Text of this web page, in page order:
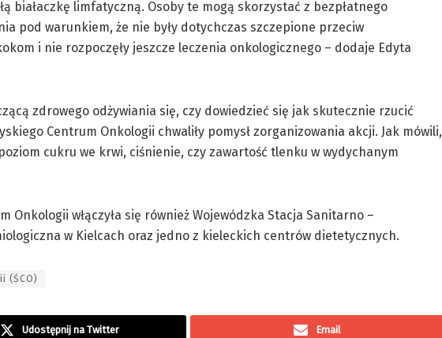
białaczkę limfatyczną. Osoby te mogą skorzystać z bezpłatnego
pod warunkiem, że nie były dotychczas szczepione przeciw
i nie rozpoczęły jeszcze leczenia onkologicznego – dodaje Edyta
zdrowego odżywiania się, czy dowiedzieć się jak skutecznie rzucić
Centrum Onkologii chwaliły pomysł zorganizowania akcji. Jak mówili,
cukru we krwi, ciśnienie, czy zawartość tlenku w wydychanym
włączyła się również Wojewódzka Stacja Sanitarno –
w Kielcach oraz jedno z kieleckich centrów dietetycznych.
(ŚCO)
Udostępnij na Twitter Email